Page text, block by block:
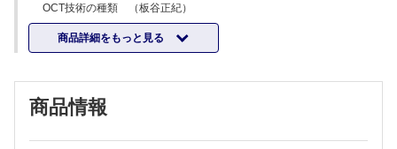
OCT技術の種類 （板谷正紀）
SQ きれいなOCT画像を撮るには，どのようにしたらよいでしょう
か? （伊藤逸毅）
脈絡膜OCT／EDI-OCT （丸子一朗）
術中OCT （寺崎浩子）
functional OCT （角田和繁，鈴木 航）
商品詳細をもっと見る
商品情報